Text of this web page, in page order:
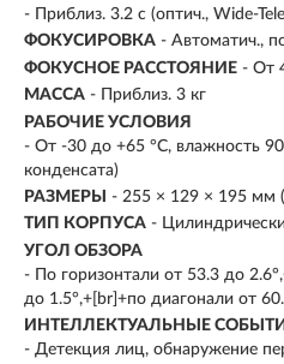
- Приблиз. 3.2 с (оптич., Wide-
ФОКУСИРОВКА - Автоматич.,
ФОКУСНОЕ РАССТОЯНИЕ - От
МАССА - Приблиз. 3 кг
РАБОЧИЕ УСЛОВИЯ
- От -30 до +65 °C, влажность
конденсата)
РАЗМЕРЫ
- 255 × 129 × 195 мм
ТИП КОРПУСА -
УГОЛ ОБЗОРА
- По горизонтали от 53.3 до
до 1.5°,+[br]+по диагонали от
ИНТЕЛЛЕКТУАЛЬНЫЕ
- Детекция лиц, обнаружение